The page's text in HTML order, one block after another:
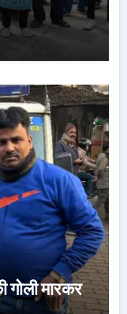
गोली मारकर